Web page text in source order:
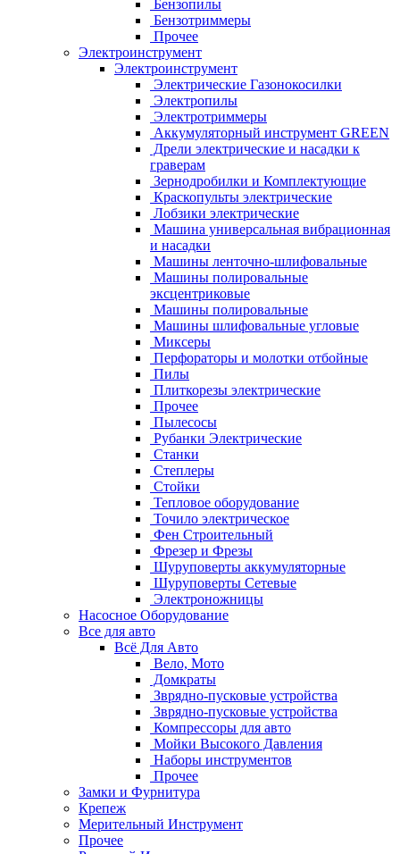
Бензопилы
Бензотриммеры
Прочее
Электроинструмент
Электроинструмент
Электрические Газонокосилки
Электропилы
Электротриммеры
Аккумуляторный инструмент GREEN
Дрели электрические и насадки к
граверам
Зернодробилки и Комплектующие
Краскопульты электрические
Лобзики электрические
Машина универсальная вибрационная
и насадки
Машины ленточно-шлифовальные
Машины полировальные
эксцентриковые
Машины полировальные
Машины шлифовальные угловые
Миксеры
Перфораторы и молотки отбойные
Пилы
Плиткорезы электрические
Прочее
Пылесосы
Рубанки Электрические
Станки
Степлеры
Стойки
Тепловое оборудование
Точило электрическое
Фен Строительный
Фрезер и Фрезы
Шуруповерты аккумуляторные
Шуруповерты Сетевые
Электроножницы
Насосное Оборудование
Все для авто
Всё Для Авто
Вело, Мото
Домкраты
Зврядно-пусковые устройства
Зврядно-пусковые устройства
Компрессоры для авто
Мойки Высокого Давления
Наборы инструментов
Прочее
Замки и Фурнитура
Крепеж
Мерительный Инструмент
Прочее